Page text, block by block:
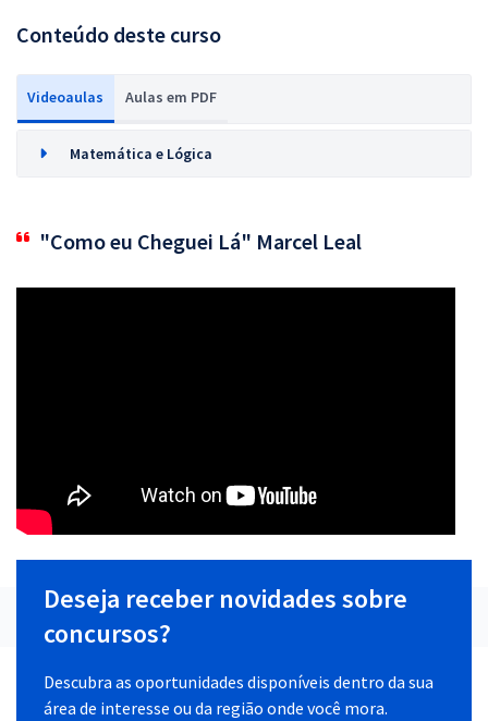
Conteúdo deste curso
Videoaulas Aulas em PDF
Matemática e Lógica
"Como eu Cheguei Lá" Marcel Leal
Deseja receber novidades sobre
concursos?
Descubra as oportunidades disponíveis dentro da sua
área de interesse ou da região onde você mora.